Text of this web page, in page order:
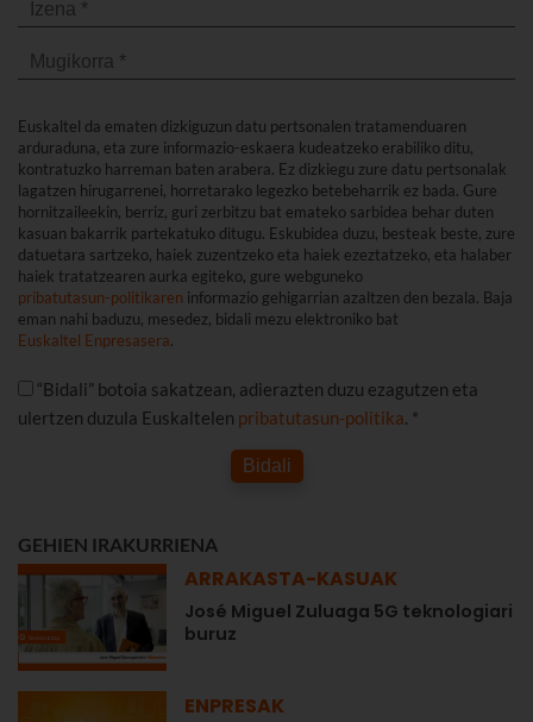
Euskaltel da ematen dizkiguzun datu pertsonalen tratamenduaren
arduraduna, eta zure informazio-eskaera kudeatzeko erabiliko ditu,
kontratuzko harreman baten arabera. Ez dizkiegu zure datu pertsonalak
lagatzen hirugarrenei, horretarako legezko betebeharrik ez bada. Gure
hornitzaileekin, berriz, guri zerbitzu bat emateko sarbidea behar duten
kasuan bakarrik partekatuko ditugu. Eskubidea duzu, besteak beste, zure
datuetara sartzeko, haiek zuzentzeko eta haiek ezeztatzeko, eta halaber
haiek tratatzearen aurka egiteko, gure webguneko
pribatutasun-politikaren informazio gehigarrian azaltzen den bezala. Baja
eman nahi baduzu, mesedez, bidali mezu elektroniko bat
Euskaltel Enpresasera.
“Bidali” botoia sakatzean, adierazten duzu ezagutzen eta
ulertzen duzula Euskaltelen pribatutasun-politika. *
Bidali
GEHIEN IRAKURRIENA
ARRAKASTA-KASUAK
José Miguel Zuluaga 5G teknologiari
buruz
ENPRESAK